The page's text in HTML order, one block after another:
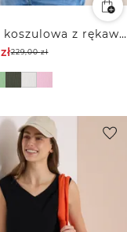
Bluzka koszulowa z rękawem 3/4 z muślinowego materiału
zł229,00zł